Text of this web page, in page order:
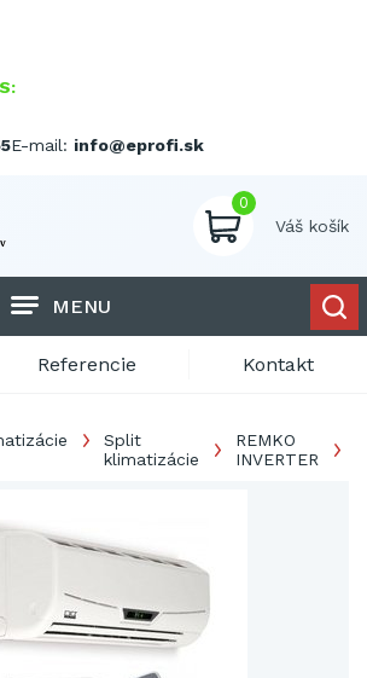
E-mail: info@eprofi.sk
0
Váš košík
MENU
Referencie Kontakt
Split
klimatizácie
REMKO
INVERTER